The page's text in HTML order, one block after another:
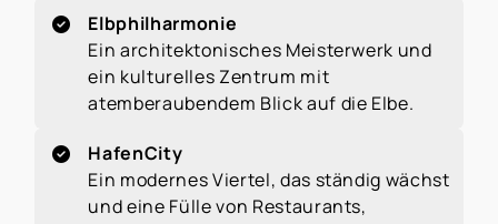
Elbphilharmonie
Ein architektonisches Meisterwerk und
ein kulturelles Zentrum mit
atemberaubendem Blick auf die Elbe.
HafenCity
Ein modernes Viertel, das ständig wächst
und eine Fülle von Restaurants,